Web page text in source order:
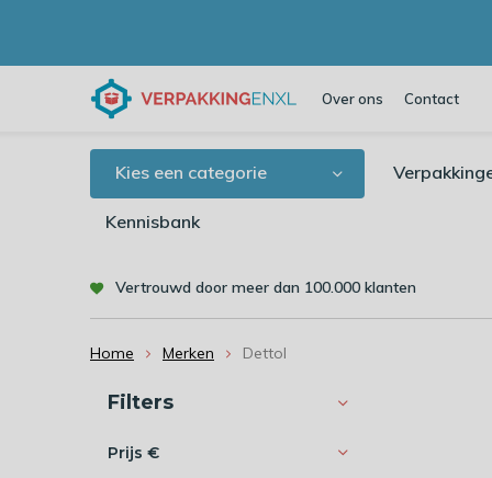
Over ons Contact
Kies een categorie
Kennisbank
Vertrouwd door meer dan 100.000 klanten
Home Merken Dettol
Sorteren op:
Filters
Prijs €